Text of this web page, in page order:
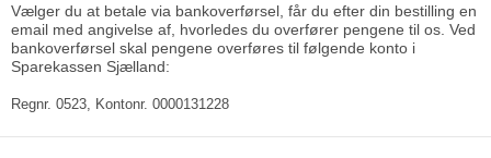
Vælger du at betale via bankoverførsel, får du efter din bestilling en
email med angivelse af, hvorledes du overfører pengene til os. Ved
bankoverførsel skal pengene overføres til følgende konto i
Sparekassen Sjælland:
Regnr. 0523, Kontonr. 0000131228